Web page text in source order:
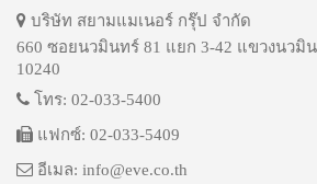
บริษัท สยามแมเนอร์ กรุ๊ป จำกัด
660 ซอยนวมินทร์ 81 แยก 3-42 แขวงนวมิ
10240
โทร: 02-033-5400
แฟกซ์: 02-033-5409
อีเมล: info@eve.co.th